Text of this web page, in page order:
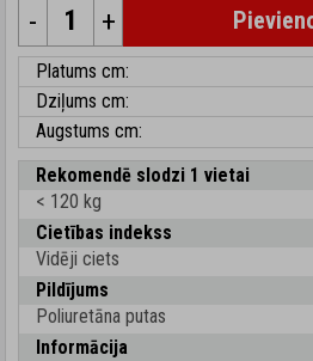
- +
Platums cm:
Dziļums cm:
Augstums cm:
Rekomendē slodzi 1 vietai
< 120 kg
Cietības indekss
Vidēji ciets
Pildījums
Poliuretāna putas
Informācija